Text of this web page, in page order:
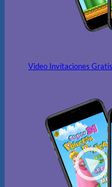
Video Invitaciones